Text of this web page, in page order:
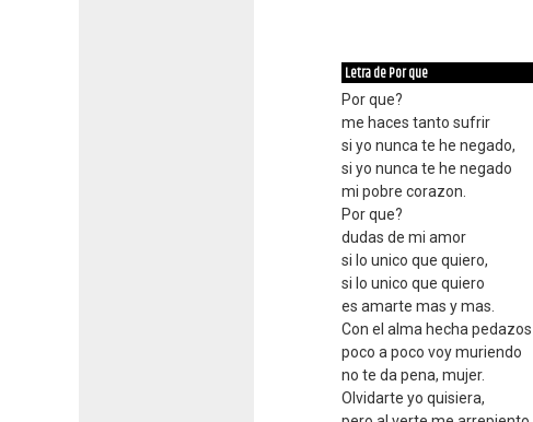
Letra de Por que
Por que?
me haces tanto sufrir
si yo nunca te he negado,
si yo nunca te he negado
mi pobre corazon.
Por que?
dudas de mi amor
si lo unico que quiero,
si lo unico que quiero
es amarte mas y mas.
Con el alma hecha pedazos
poco a poco voy muriendo
no te da pena, mujer.
Olvidarte yo quisiera,